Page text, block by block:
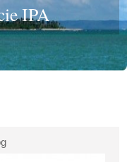
IPA